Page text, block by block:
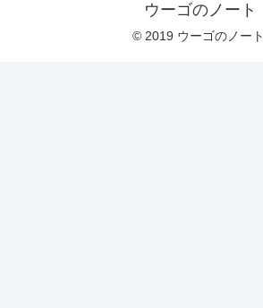
ウーゴのノート
© 2019 ウーゴのノート.